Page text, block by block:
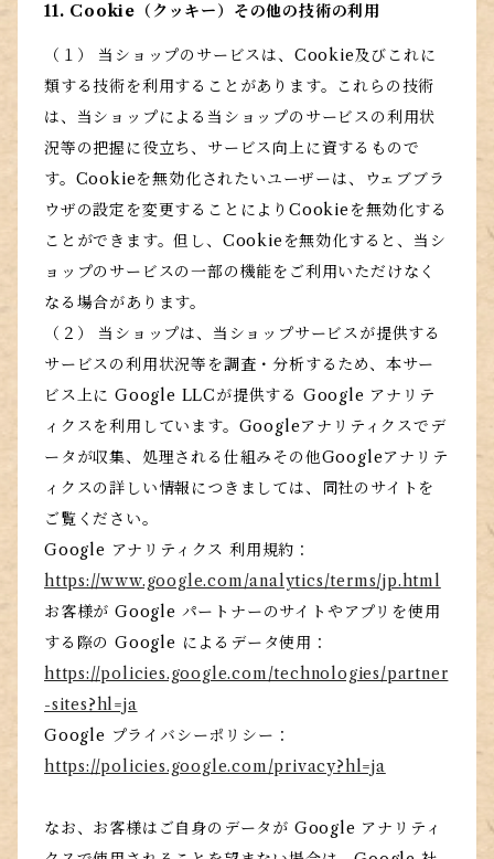
11. Cookie（クッキー）その他の技術の利用
（１） 当ショップのサービスは、Cookie及びこれに
類する技術を利用することがあります。これらの技術
は、当ショップによる当ショップのサービスの利用状
況等の把握に役立ち、サービス向上に資するもので
す。Cookieを無効化されたいユーザーは、ウェブブラ
ウザの設定を変更することによりCookieを無効化する
ことができます。但し、Cookieを無効化すると、当シ
ョップのサービスの一部の機能をご利用いただけなく
なる場合があります。
（２） 当ショップは、当ショップサービスが提供する
サービスの利用状況等を調査・分析するため、本サー
ビス上に Google LLCが提供する Google アナリテ
ィクスを利用しています。Googleアナリティクスでデ
ータが収集、処理される仕組みその他Googleアナリテ
ィクスの詳しい情報につきましては、同社のサイトを
ご覧ください。
Google アナリティクス 利用規約：
https://www.google.com/analytics/terms/jp.html
お客様が Google パートナーのサイトやアプリを使用
する際の Google によるデータ使用：
https://policies.google.com/technologies/partner
-sites?hl=ja
Google プライバシーポリシー：
https://policies.google.com/privacy?hl=ja
なお、お客様はご自身のデータが Google アナリティ